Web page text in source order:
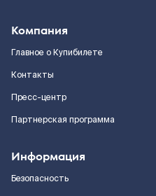
Компания
Главное о Купибилете
Контакты
Пресс-центр
Партнерская программа
Информация
Безопасность